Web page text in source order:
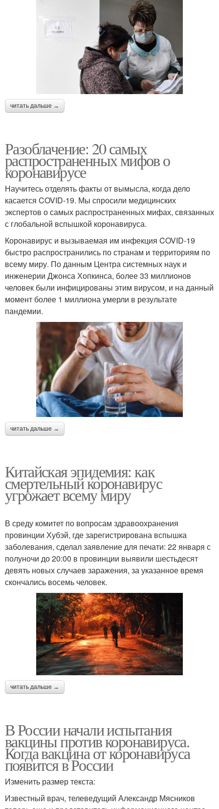
читать дальше →
Разоблачение: 20 самых
распространенных мифов о
коронавирусе
Научитесь отделять факты от вымысла, когда дело
касается COVID-19. Мы спросили медицинских
экспертов о самых распространенных мифах, связанных
с глобальной вспышкой коронавируса.
Коронавирус и вызываемая им инфекция COVID-19
быстро распространились по странам и территориям по
всему миру. По данным Центра системных наук и
инженерии Джонса Хопкинса, более 33 миллионов
человек были инфицированы этим вирусом, и на данный
момент более 1 миллиона умерли в результате
пандемии.
читать дальше →
Китайская эпидемия: как
смертельный коронавирус
угрожает всему миру
В среду комитет по вопросам здравоохранения
провинции Хубэй, где зарегистрирована вспышка
заболевания, сделал заявление для печати: 22 января с
полуночи до 20:00 в провинции выявили шестьдесят
девять новых случаев заражения, за указанное время
скончались восемь человек.
читать дальше →
В России начали испытания
вакцины против коронавируса.
Когда вакцина от коронавируса
появится в России
Изменить размер текста:
Известный врач, телеведущий Александр Мясников